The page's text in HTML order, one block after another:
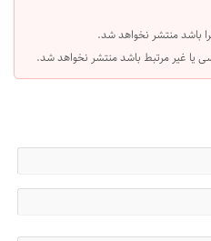
باشد منتشر نخواهد شد.
یا غیر مرتبط باشد منتشر نخواهد شد.